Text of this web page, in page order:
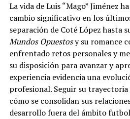
La vida de Luis “Mago” Jiménez
cambio significativo en los
separación de Coté López hasta
Mundos Opuestosy su romance
enfrentado retos personales y
su disposición para avanzar y
experiencia evidencia una
profesional. Seguir su
cómo se consolidan sus
desarrollo fuera del ámbito